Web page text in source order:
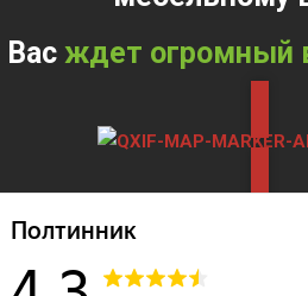
Вас ждет огромный